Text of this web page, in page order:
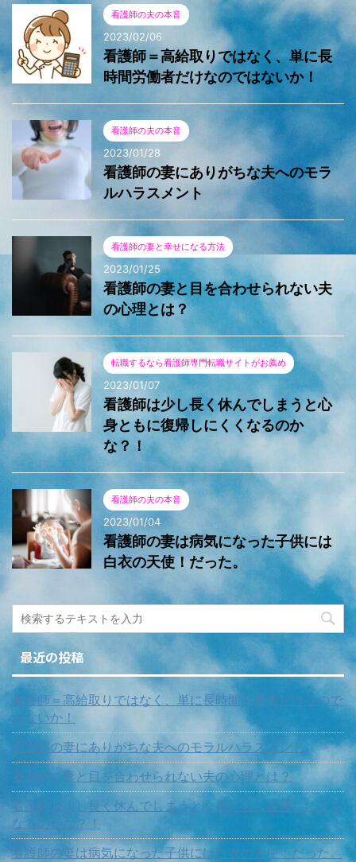
看護師の夫の本音
2023/02/06
看護師＝高給取りではなく、単に長
時間労働者だけなのではないか！
看護師の夫の本音
2023/01/28
看護師の妻にありがちな夫へのモラ
ルハラスメント
看護師の妻と幸せになる方法
2023/01/25
看護師の妻と目を合わせられない夫
の心理とは？
転職するなら看護師専門転職サイトがお薦め
2023/01/07
看護師は少し長く休んでしまうと心
身ともに復帰しにくくなるのか
な？！
看護師の夫の本音
2023/01/04
看護師の妻は病気になった子供には
白衣の天使！だった。
最近の投稿
看護師＝高給取りではなく、単に長時間労働者だけなので
はないか！
看護師の妻にありがちな夫へのモラルハラスメント
看護師の妻と目を合わせられない夫の心理とは？
看護師は少し長く休んでしまうと心身ともに復帰しにくく
なるのかな？！
看護師の妻は病気になった子供には白衣の天使！だった。